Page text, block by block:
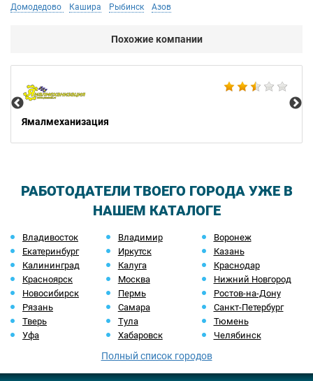
Домодедово
Кашира Рыбинск Азов
Похожие компании
Ямалмеханизация
РАБОТОДАТЕЛИ ТВОЕГО ГОРОДА УЖЕ В
НАШЕМ КАТАЛОГЕ
Владивосток Владимир
Воронеж
Екатеринбург
Иркутск
Казань
Калининград
Калуга
Краснодар
Красноярск
Москва
Нижний Новгород
Новосибирск
Пермь
Ростов-на-Дону
Рязань
Самара
Санкт-Петербург
Тверь
Тула
Тюмень
Уфа
Хабаровск Челябинск
Полный список городов